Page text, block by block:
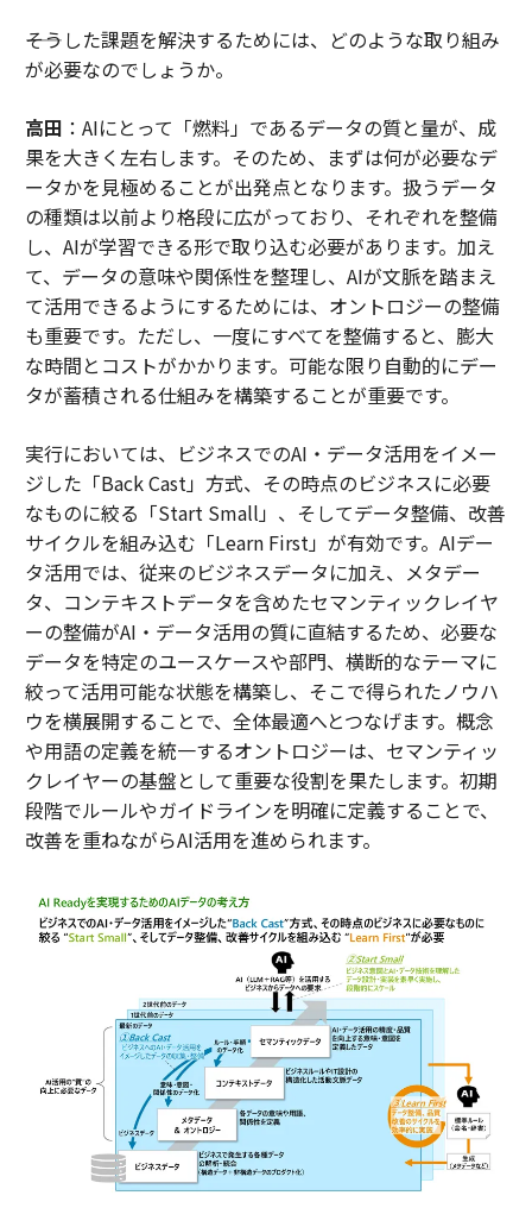
――そうした課題を解決するためには、どのような取り組み
が必要なのでしょうか。
高田 ：AIにとって「燃料」であるデータの質と量が、成
果を大きく左右します。そのため、まずは何が必要なデ
ータかを見極めることが出発点となります。扱うデータ
の種類は以前より格段に広がっており、それぞれを整備
し、AIが学習できる形で取り込む必要があります。加え
て、データの意味や関係性を整理し、AIが文脈を踏まえ
て活用できるようにするためには、オントロジーの整備
も重要です。ただし、一度にすべてを整備すると、膨大
な時間とコストがかかります。可能な限り自動的にデー
タが蓄積される仕組みを構築することが重要です。
実行においては、ビジネスでのAI・データ活用をイメー
ジした「Back Cast」方式、その時点のビジネスに必要
なものに絞る「Start Small」、そしてデータ整備、改善
サイクルを組み込む「Learn First」が有効です。AIデー
タ活用では、従来のビジネスデータに加え、メタデー
タ、コンテキストデータを含めたセマンティックレイヤ
ーの整備がAI・データ活用の質に直結するため、必要な
データを特定のユースケースや部門、横断的なテーマに
絞って活用可能な状態を構築し、そこで得られたノウハ
ウを横展開することで、全体最適へとつなげます。概念
や用語の定義を統一するオントロジーは、セマンティッ
クレイヤーの基盤として重要な役割を果たします。初期
段階でルールやガイドラインを明確に定義することで、
改善を重ねながらAI活用を進められます。